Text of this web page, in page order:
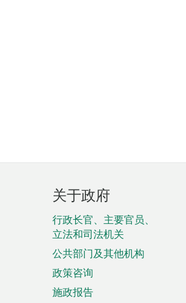
页
脚
菜
单
关于政府
行政长官、主要官员、
立法和司法机关
公共部门及其他机构
政策咨询
施政报告